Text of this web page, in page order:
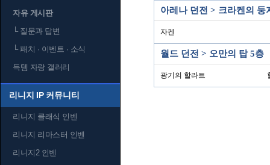
자유 게시판
└질문과 답변
└패치 · 이벤트 · 소식
득템 자랑 갤러리
리니지 IP 커뮤니티
리니지 클래식 인벤
리니지 리마스터 인벤
리니지2 인벤
아레나 던전 > 크라켄의 둥
자켄
월드 던전 > 오만의 탑 5층
광기의 할라트